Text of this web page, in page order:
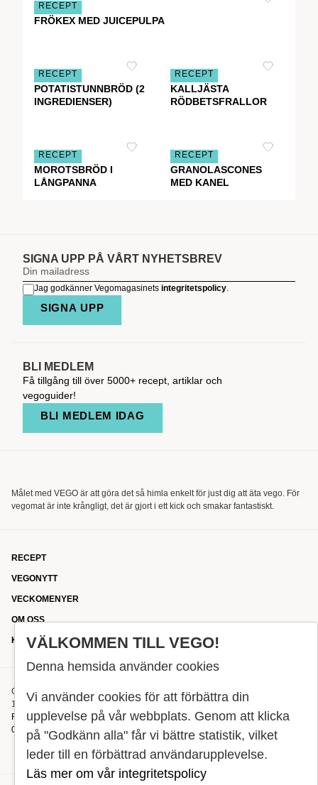
RECEPT
FRÖKEX MED JUICEPULPA
RECEPT
POTATISTUNNBRÖD (2
INGREDIENSER)
RECEPT
KALLJÄSTA
RÖDBETSFRALLOR
RECEPT
MOROTSBRÖD I
LÅNGPANNA
RECEPT
GRANOLASCONES
MED KANEL
SIGNA UPP PÅ VÅRT NYHETSBREV
Jag godkänner Vegomagasinets integritetspolicy.
SIGNA UPP
BLI MEDLEM
Få tillgång till över 5000+ recept, artiklar och
vegoguider!
BLI MEDLEM IDAG
Målet med VEGO är att göra det så himla enkelt för just dig att äta vego. För
vegomat är inte krångligt, det är gjort i ett kick och smakar fantastiskt.
RECEPT
VEGONYTT
VECKOMENYER
OM OSS
KONTAKT
OXENSTIERNSGATAN 33
114 27 STOCKHOLM
REDAKTIONEN@VEGOMAGASINET.SE
08-799 62 01
VÄLKOMMEN TILL VEGO!
Denna hemsida använder cookies
Vi använder cookies för att förbättra din
upplevelse på vår webbplats. Genom att klicka
på "Godkänn alla" får vi bättre statistik, vilket
leder till en förbättrad användarupplevelse.
Läs mer om vår integritetspolicy